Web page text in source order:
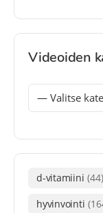
Videoiden
d-vitamiini (44)
hyvinvointi